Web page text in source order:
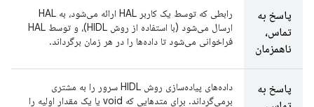
پاسخ به
تماس،
ناهمزمان
رابطی که توسط یک کاربر HAL ارائه می‌شود، به HAL
ارسال می‌شود (با استفاده از روش HIDL)، و توسط HAL
فراخوانی می‌شود تا داده‌ها را در هر زمان برگرداند.
پاسخ به
داده‌های پیاده‌سازی روش HIDL سرور را به مشتری
برمی‌گرداند. برای متدهایی که void یا یک مقدار اولیه را